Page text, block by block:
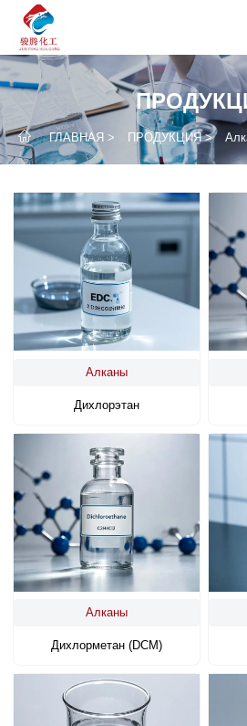
 ГЛАВНАЯ > ПРОДУКЦИЯ>
Алканы
Дихлорэтан
Алканы
Дихлорметан (DCM)